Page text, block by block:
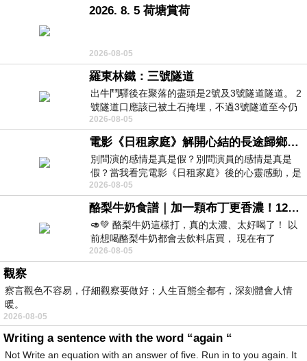
2026. 8. 5 荷塘賞荷
2026-08-05
羅東林鐵：三號隧道
出牛鬥驛後在聚落的盡頭是2號及3號隧道隧道。 2
號隧道口應該已被土石掩埋，不過3號隧道至今仍
存在。從台7丙牛鬥橋上往左岸上游方
2026-08-05
電影《日租家庭》解開心結的長途歸鄉！能在電影院感受到地理的寬闊和人心的相鄰，真是太棒了！
別問演的感情是真是假？別問演員的感情是真是
假？當我看完電影《日租家庭》後的心靈感動，是
真的。詮釋的情感觸動了人心，就是真情
2026-08-05
酪梨牛奶食譜｜加一顆布丁更香濃！120秒完成飲料店級酪梨奶昔｜imami 旗艦豆漿機
🥑💚 酪梨牛奶這樣打，真的太濃、太好喝了！ 以
前想喝酪梨牛奶都會去飲料店買， 現在有了
imami 健康煮藝｜旗艦破壁智慧養生豆漿機，
2026-08-05
觀察
察言觀色不容易，仔細觀察要做好；人生百態全都有，深刻體會人情
暖。
2026-08-05
Writing a sentence with the word “again “
Not Write an equation with an answer of five. Run in to you again. It